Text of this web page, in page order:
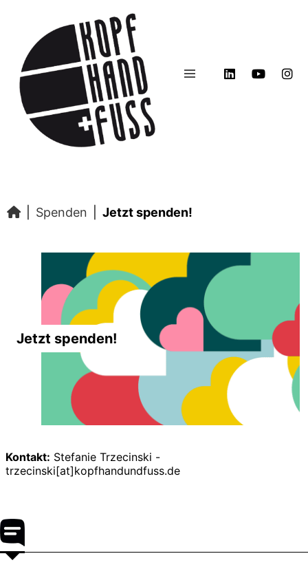
Spenden Jetzt spenden!
Jetzt spenden!
Kontakt: Stefanie Trzecinski -
trzecinski[at]kopfhandundfuss.de